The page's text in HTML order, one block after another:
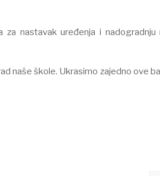
nastavak uređenja i nadogradnju
naše škole. Ukrasimo zajedno ove